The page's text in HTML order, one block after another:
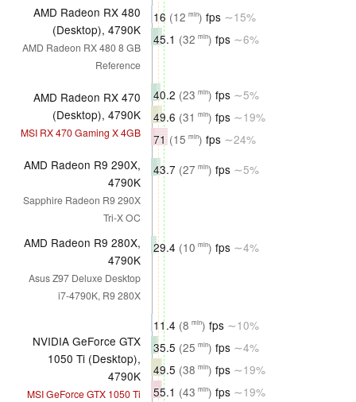
AMD Radeon RX 480
(Desktop), 4790K
AMD Radeon RX 480 8 GB
Reference
16 (12 min) fps ∼15%
45.1 (32 min) fps ∼6%
AMD Radeon RX 470
(Desktop), 4790K
MSI RX 470 Gaming X 4GB
40.2 (23 min) fps ∼5%
49.6 (31 min) fps ∼19%
71 (15 min) fps ∼24%
AMD Radeon R9 290X,
4790K
Sapphire Radeon R9 290X
Tri-X OC
43.7 (27 min) fps ∼5%
AMD Radeon R9 280X,
4790K
Asus Z97 Deluxe Desktop
i7-4790K, R9 280X
29.4 (10 min) fps ∼4%
NVIDIA GeForce GTX
1050 Ti (Desktop),
4790K
MSI GeForce GTX 1050 Ti
11.4 (8 min) fps ∼10%
35.5 (25 min) fps ∼4%
49.5 (38 min) fps ∼19%
55.1 (43 min) fps ∼19%